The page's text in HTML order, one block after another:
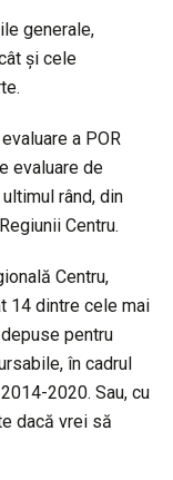
generale,
și cele
a POR
evaluare de
rând, din
Centru.
Centru,
14 dintre cele mai
pentru
în cadrul
2020. Sau, cu
dacă vrei să